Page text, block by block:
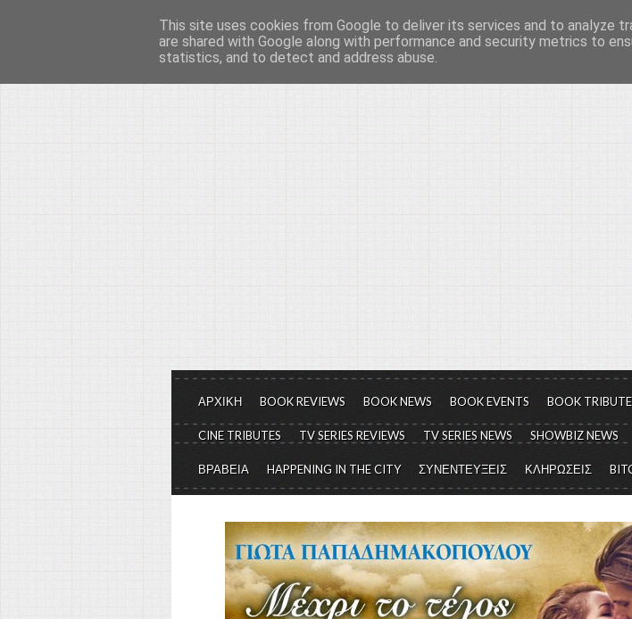
Το μεγαλείο των Τεχνών...
Είμαστε πάντα εδώ για να μιλάμε για τον πολιτισμό, σε κάθε του
ΑΡΧΙΚΗ BOOK REVIEWS BOOK NEWS BOOK EVENTS BOOK
CINE TRIBUTES TV SERIES REVIEWS TV SERIES NEWS SHOWBIZ NEWS
ΒΡΑΒΕΙΑ HAPPENING IN THE CITY ΣΥΝΕΝΤΕΥΞΕΙΣ ΚΛΗΡΩΣΕΙΣ
This site uses cookies from Google to deliver its services and to analyze
are shared with Google along with performance and security metrics to
statistics, and to detect and address abuse.